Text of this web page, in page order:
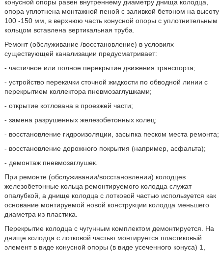
конусной опоры равен внутреннему диаметру днища колодца,
опора уплотнена монтажной пеной с заливкой бетоном на высоту
100 -150 мм, в верхнюю часть конусной опоры с уплотнительным
кольцом вставлена вертикальная труба.
Ремонт (обслуживание /восстановление) в условиях
существующей канализации предусматривает:
- частичное или полное перекрытие движения транспорта;
- устройство перекачки сточной жидкости по обводной линии с
перекрытием коллектора пневмозаглушками;
- открытие котлована в проезжей части;
- замена разрушенных железобетонных колец;
- восстановление гидроизоляции, засыпка песком места ремонта;
- восстановление дорожного покрытия (например, асфальта);
- демонтаж пневмозаглушек.
При ремонте (обслуживании/восстановлении) колодцев
железобетонные кольца ремонтируемого колодца служат
опалубкой, а днище колодца с лотковой частью используется как
основание монтируемой новой конструкции колодца меньшего
диаметра из пластика.
Перекрытие колодца с чугунным комплектом демонтируется. На
днище колодца с лотковой частью монтируется пластиковый
элемент в виде конусной опоры (в виде усеченного конуса) 1,